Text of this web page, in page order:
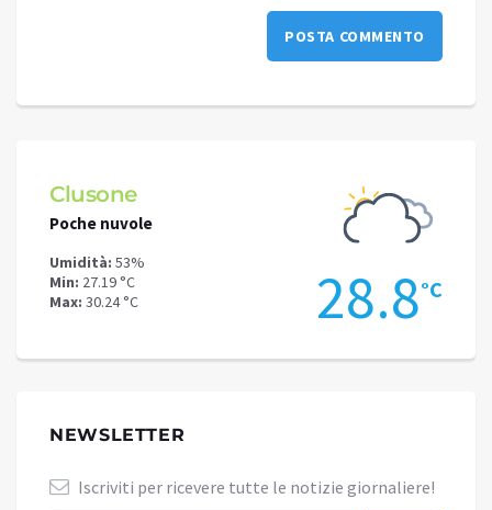
Clusone
Poche nuvole
Umidità: 53%
Min: 27.19 °C
Max: 30.24 °C 28.8°C
NEWSLETTER
Iscriviti per ricevere tutte le notizie giornaliere!